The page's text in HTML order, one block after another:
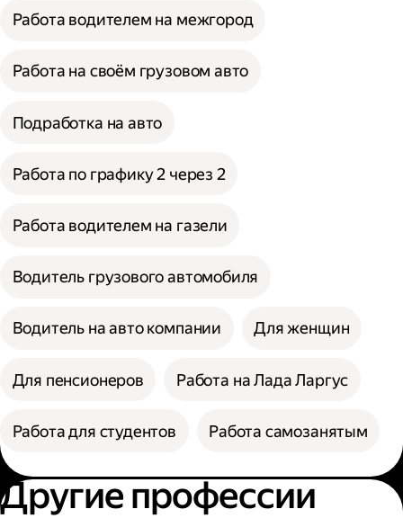
Работа водителем на межгород
Работа на своём грузовом авто
Подработка на авто
Работа по графику 2 через 2
Работа водителем на газели
Водитель грузового автомобиля
Водитель на авто компании Для женщин
Для пенсионеров Работа на Лада Ларгус
Работа для студентов Работа самозанятым
Другие профессии